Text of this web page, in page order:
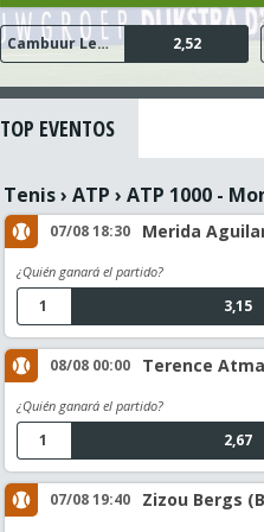
1,24
PSV Eindhoven 4,30
Sparta Rotterdam 2,52
Cambuur Leeuwarden 1,48
N.E.C. Nijmegen 1,68
Go Ahead Eagles
TOP EVENTOS
Tenis› ATP › ATP 1000 -
07/08 18:30 Merida
¿Quién ganará el partido?
3,15
1
08/08 00:00 Terence
¿Quién ganará el partido?
2,67
1
07/08 19:40 Zizou Bergs